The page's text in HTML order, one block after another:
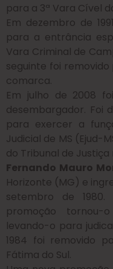
para a 3ª Vara Cível
Em dezembro de
para a entrância
Vara Criminal de
seguinte foi
comarca.
Em julho de 2008
desembargador. Foi
para exercer a
Judicial de MS (Ejud-
do Tribunal de
Fernando Mauro
Horizonte (MG) e
setembro de
promoção tornou-
levando-o para
1984 foi removido
Fátima do Sul.